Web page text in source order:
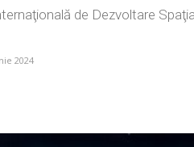
de Dezvoltare
2024